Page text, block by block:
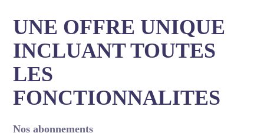
UNE OFFRE UNIQUE
INCLUANT TOUTES
LES
FONCTIONNALITES
Nos abonnements